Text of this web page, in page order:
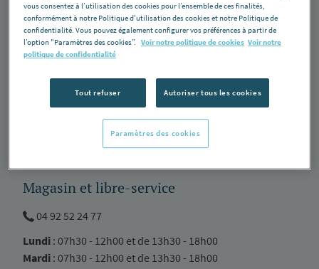
04 92 52 89 65
Lundi: 08h00 - 12h00 et de 14h00 - 18h00
Mardi: 08h00 - 12h00 et de 14h00 - 18h00
: 08h00 - 12h00 et de 14h00 - 18h00
Vendredi
: 08h00 - 12h00 et de 14h00 - 18h00
PRENDRE-RENDEZ-VOUS
Magasin et libre-service
04 92 52 24 77
Lundi : 07h30 - 12h00 et de 13h30 - 18h00
Mardi : 07h30 - 12h00 et de 13h30 - 18h00
vous consentez à l’utilisation des cookies pour l’ensemble de ces finalités,
conformément à notre Politique d'utilisation des cookies et notre Politique de
confidentialité. Vous pouvez également configurer vos préférences à partir de
l’option "Paramètres des cookies”. Voir notre politique de cookies Voir notre
politique de confidentialité
Tout refuser Autoriser tous les cookies
Paramètres des cookies